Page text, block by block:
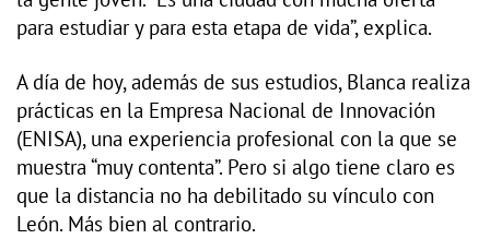
para estudiar y para esta etapa de vida”, explica.
A día de hoy, además de sus estudios, Blanca realiza
prácticas en la Empresa Nacional de Innovación
(ENISA), una experiencia profesional con la que se
muestra “muy contenta”. Pero si algo tiene claro es
que la distancia no ha debilitado su vínculo con
León. Más bien al contrario.